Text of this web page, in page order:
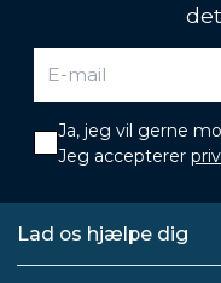
Ja, jeg vil gerne
Jeg accepterer
Lad os hjælpe dig